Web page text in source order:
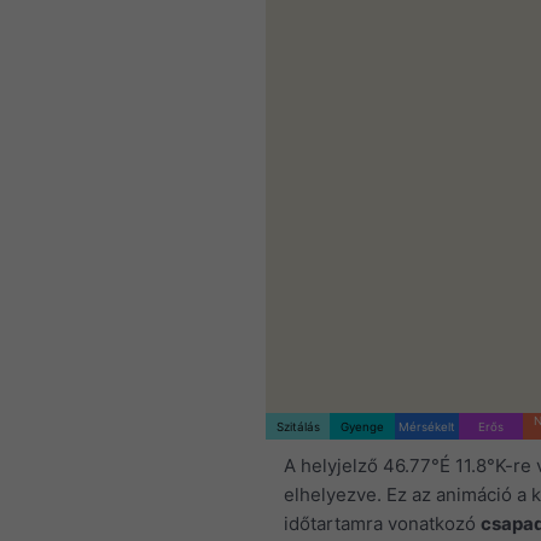
Szitálás Gyenge Mérsékelt Erős
A helyjelző 46.77°É 11.8°K-re
elhelyezve. Ez az animáció a
időtartamra vonatkozó